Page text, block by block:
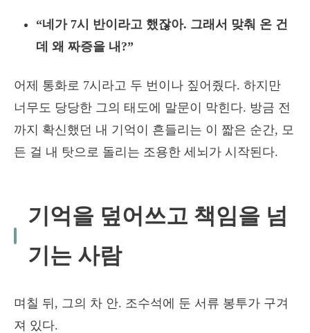
“네가 7시 반이라고 했잖아. 그래서 맞춰 온 건
데 왜 짜증을 내?”
어제 통화로 7시라고 두 번이나 짚어줬다. 하지만
너무도 당당한 그의 태도에 말문이 막힌다. 방금 전
까지 확신했던 내 기억이 흔들리는 이 짧은 순간, 모
든 걸 내 탓으로 돌리는 조용한 세뇌가 시작된다.
기억을 덮어쓰고 책임을 넘
기는 사람
며칠 뒤, 그의 차 안. 조수석에 둔 서류 봉투가 구겨
져 있다.